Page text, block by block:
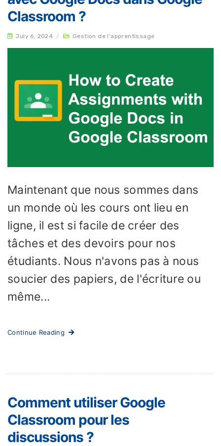
Classroom ?
July 6, 2024 / Gestion de l'apprentissage
Maintenant que nous sommes dans
un monde où les cours ont lieu en
ligne, il est si facile de créer des
tâches et des devoirs pour nos
étudiants. Nous n'avons pas à nous
soucier des papiers, de l'écriture ou
même...
Continue Reading
Comment utiliser Google
Classroom pour les
discussions ?